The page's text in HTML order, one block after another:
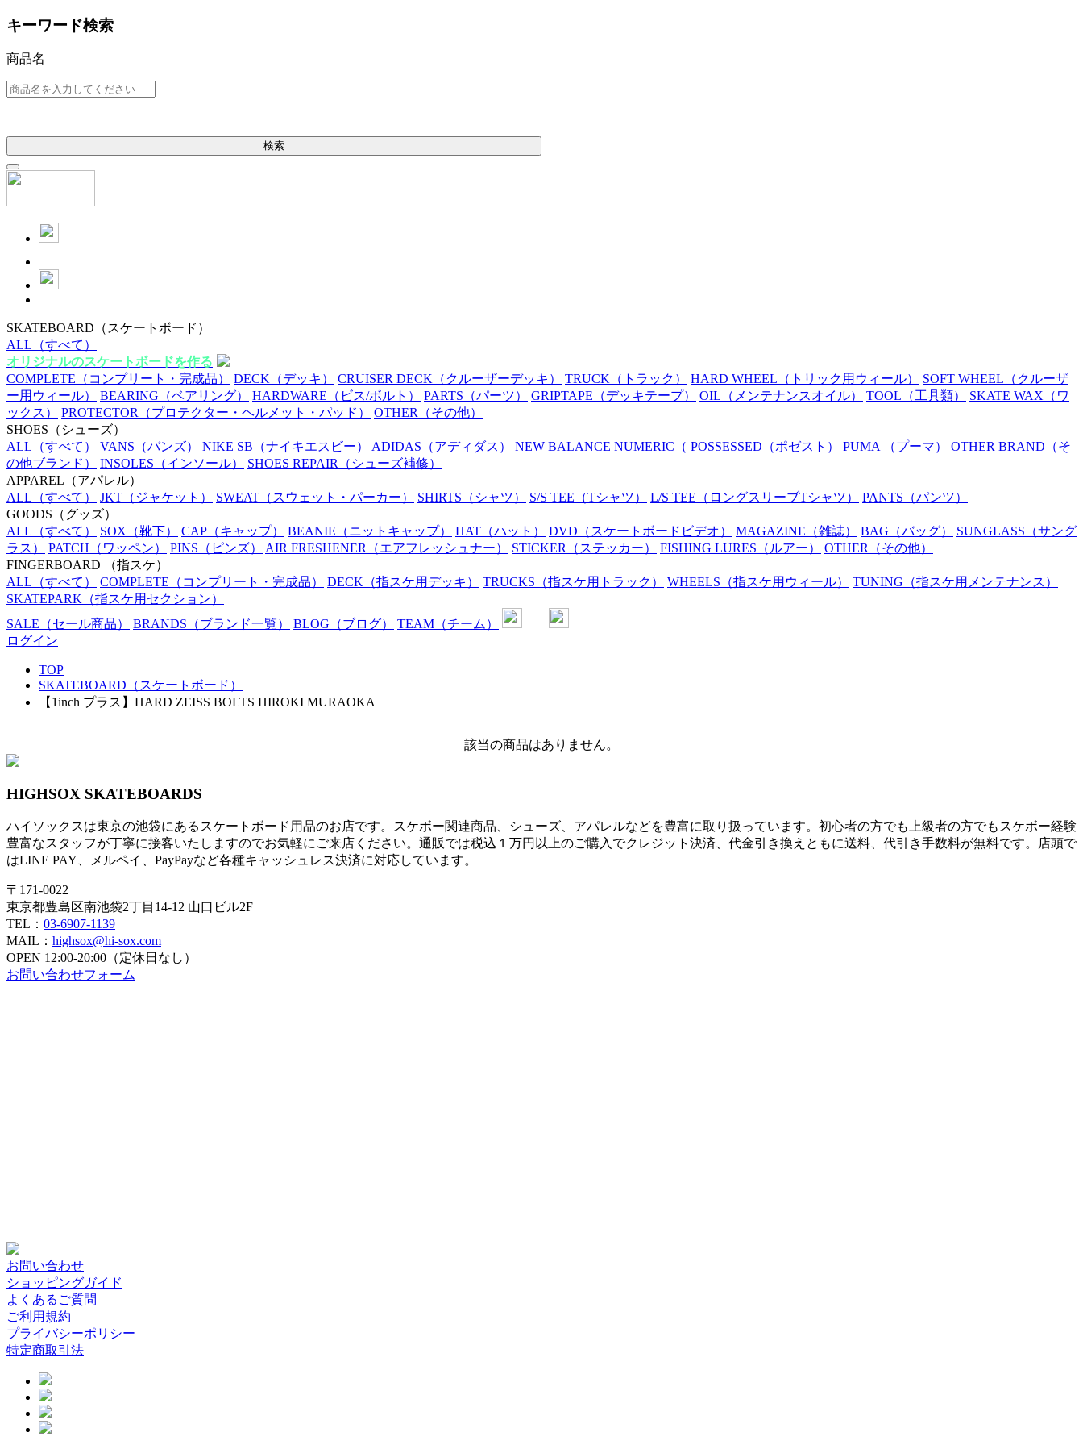
キーワード検索
商品名
検索
SKATEBOARD （スケートボード）
ALL （すべて）
オリジナルのスケートボードを作る
COMPLETE （コンプリート・完成品） DECK （デッキ） CRUISER DECK （クルーザーデッキ） TRUCK （トラック） HARD WHEEL （トリック用ウィール） SOFT WHEEL （クルーザ
ー用ウィール）
BEARING （ベアリング） HARDWARE （ビス/ボルト） PARTS （パーツ） GRIPTAPE （デッキテープ） OIL （メンテナンスオイル） TOOL （工具類） SKATE WAX （ワ
ックス）
PROTECTOR （プロテクター・ヘルメット・パッド） OTHER （その他）
SHOES （シューズ）
ALL （すべて） VANS （バンズ） NIKE SB （ナイキエスビー） ADIDAS （アディダス） NEW BALANCE NUMERIC （ POSSESSED （ポゼスト） PUMA （プーマ） OTHER BRAND （そ
の他ブランド）
INSOLES （インソール） SHOES REPAIR （シューズ補修）
APPAREL （アパレル）
ALL （すべて） JKT （ジャケット） SWEAT （スウェット・パーカー） SHIRTS （シャツ） S/S TEE （Tシャツ） L/S TEE （ロングスリーブTシャツ） PANTS （パンツ）
GOODS （グッズ）
ALL （すべて） SOX （靴下） CAP （キャップ） BEANIE （ニットキャップ） HAT （ハット） DVD （スケートボードビデオ） MAGAZINE （雑誌） BAG （バッグ） SUNGLASS （サング
ラス）
PATCH （ワッペン） PINS （ピンズ） AIR FRESHENER （エアフレッシュナー） STICKER （ステッカー） FISHING LURES （ルアー） OTHER （その他）
FINGERBOARD
（指スケ）
ALL （すべて） COMPLETE （コンプリート・完成品） DECK （指スケ用デッキ） TRUCKS （指スケ用トラック） WHEELS （指スケ用ウィール） TUNING （指スケ用メンテナンス）
SKATEPARK （指スケ用セクション）
SALE （セール商品） BRANDS （ブランド一覧） BLOG （ブログ） TEAM （チーム）
ログイン
TOP
SKATEBOARD（スケートボード）
【1inch プラス】HARD ZEISS BOLTS HIROKI MURAOKA
該当の商品はありません。
HIGHSOX SKATEBOARDS
ハイソックスは東京の池袋にあるスケートボード用品のお店です。スケボー関連商品、シューズ、アパレルなどを豊富に取り扱っています。初心者の方でも上級者の方でもスケボー経験
豊富なスタッフが丁寧に接客いたしますのでお気軽にご来店ください。通販では税込１万円以上のご購入でクレジット決済、代金引き換えともに送料、代引き手数料が無料です。店頭で
はLINE PAY、メルペイ、PayPayなど各種キャッシュレス決済に対応しています。
〒171-0022
東京都豊島区南池袋2丁目14-12 山口ビル2F
TEL： 03-6907-1139
MAIL： highsox@hi-sox.com
OPEN 12:00-20:00（定休日なし）
お問い合わせフォーム
お問い合わせ
ショッピングガイド
よくあるご質問
ご利用規約
プライバシーポリシー
特定商取引法